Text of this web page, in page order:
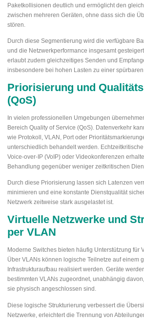
Paketkollisionen deutlich und ermöglicht den
zwischen mehreren Geräten, ohne dass sich die
stören.
Durch diese Segmentierung wird die verfügbare
und die Netzwerkperformance insgesamt
erlaubt zudem gleichzeitiges Senden und
insbesondere bei hohen Lasten zu einer spürbaren
Priorisierung und
(QoS)
In vielen professionellen Umgebungen
Bereich Quality of Service (QoS). Datenverkehr
wie Protokoll, VLAN, Port oder
unterschiedlich behandelt werden.
Voice-over-IP (VoIP) oder Videokonferenzen
Behandlung gegenüber weniger zeitkritischen
Durch diese Priorisierung lassen sich Latenzen
minimieren und eine konstante Dienstqualität
Netzwerk zeitweise stark ausgelastet ist.
Virtuelle Netzwerke und
per VLAN
Moderne Switches bieten häufig Unterstützung für
Über VLANs können logische Teilnetze auf einem
Infrastrukturaufbau realisiert werden. Geräte
bestimmten VLANs zugeordnet, unabhängig
sie physisch angeschlossen sind.
Diese logische Strukturierung verbessert die
Netzwerke, erleichtert die Trennung von